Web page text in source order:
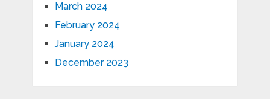
March 2024
February 2024
January 2024
December 2023